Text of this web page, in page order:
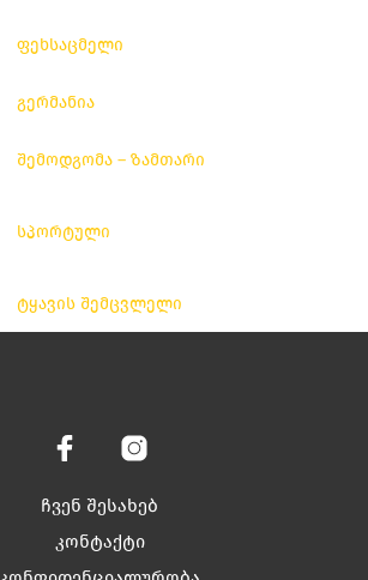
ფეხსაცმელი
გერმანია
შემოდგომა – ზამთარი
სპორტული
ტყავის შემცვლელი
ჩვენ შესახებ
კონტაქტი